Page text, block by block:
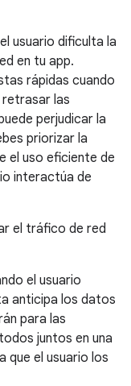
usuario dificulta la
en tu app.
rápidas cuando
retrasar las
perjudicar la
priorizar la
el uso eficiente de
interactúa de
el tráfico de red
el usuario
anticipa los datos
para las
juntos en una
que el usuario los